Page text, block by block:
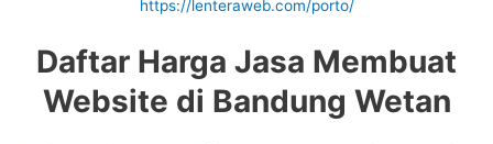
https://lenteraweb.com/porto/
Daftar Harga Jasa Membuat
Website di Bandung Wetan